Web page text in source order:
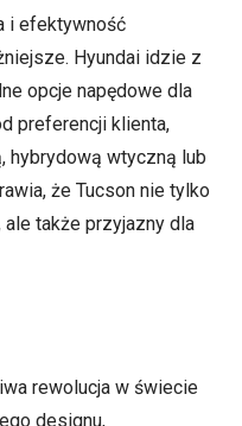
i efektywność
Hyundai idzie z
opcje napędowe dla
preferencji klienta,
hybrydową wtyczną lub
że Tucson nie tylko
także przyjazny dla
rewolucja w świecie
designu,